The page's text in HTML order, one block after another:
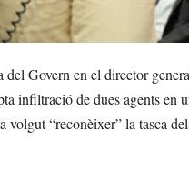
Govern en el director
infiltració de dues agents en
“reconèixer” la tasca